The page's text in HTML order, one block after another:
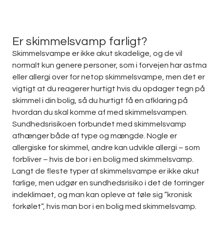
Er skimmelsvamp farligt?
Skimmelsvampe er ikke akut skadelige, og de vil
normalt kun genere personer, som i forvejen har astma
eller allergi over for netop skimmelsvampe, men det er
vigtigt at du reagerer hurtigt hvis du opdager tegn på
skimmel i din bolig, så du hurtigt få en afklaring på
hvordan du skal komme af med skimmelsvampen.
Sundhedsrisikoen forbundet med skimmelsvamp
afhænger både af type og mængde. Nogle er
allergiske for skimmel, andre kan udvikle allergi – som
forbliver – hvis de bor i en bolig med skimmelsvamp.
Langt de fleste typer af skimmelsvampe er ikke akut
farlige, men udgør en sundhedsrisiko i det de forringer
indeklimaet, og man kan opleve at føle sig ”kronisk
forkølet”, hvis man bor i en bolig med skimmelsvamp.